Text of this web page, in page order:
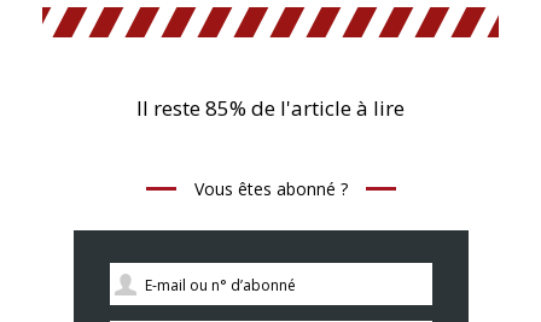
Il reste 85% de l'article à lire
Vous êtes abonné ?